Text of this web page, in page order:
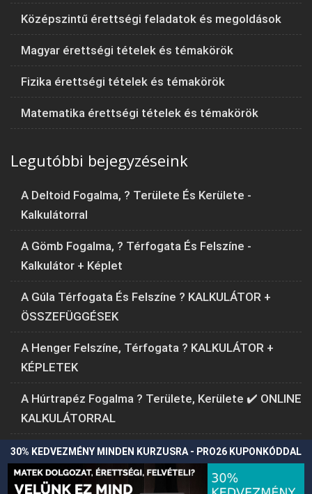
30% KEDVEZMÉNY MINDEN KURZUSRA - PRO26 KUPONKÓDDAL
Középszintű érettségi feladatok és megoldások
Magyar érettségi tételek és témakörök
Fizika érettségi tételek és témakörök
Matematika érettségi tételek és témakörök
Legutóbbi bejegyzéseink
A Deltoid Fogalma, ? Területe És Kerülete -
Kalkulátorral
A Gömb Fogalma, ? Térfogata És Felszíne -
Kalkulátor + Képlet
A Gúla Térfogata És Felszíne ? KALKULÁTOR +
ÖSSZEFÜGGÉSEK
A Henger Felszíne, Térfogata ? KALKULÁTOR +
KÉPLETEK
A Húrtrapéz Fogalma ? Területe, Kerülete ✔️ ONLINE
KALKULÁTORRAL